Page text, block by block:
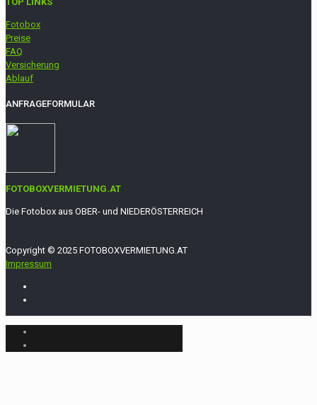
Fotobox
Preise
FAQ
Versicherung
Ablauf
ANFRAGEFORMULAR
FOTOBOXVERMIETUNG.AT
Die Fotobox aus OBER- und NIEDERÖSTERREICH
Copyright © 2025 FOTOBOXVERMIETUNG.AT
Impressum